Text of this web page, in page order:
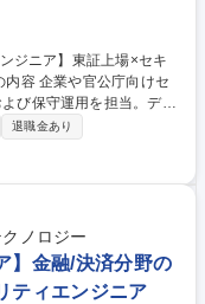
び保守運用を担当。デー
デリバリーを含め、可用
Splunk等）の運用・SIer
ータ取得環境の構築・保
などの最新データ基
誇る自社サービスの成長
きます。 募集職種
トップシェア／運用から
退職金あり
ノロジー
】金融/決済分野の
ティエンジニア